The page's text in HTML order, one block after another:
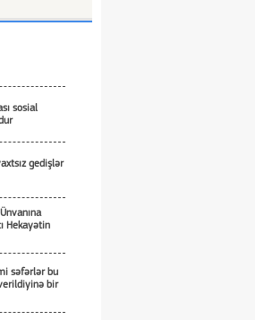
sosial
gedişlər
Hekayətin
səfərlər bu
bir